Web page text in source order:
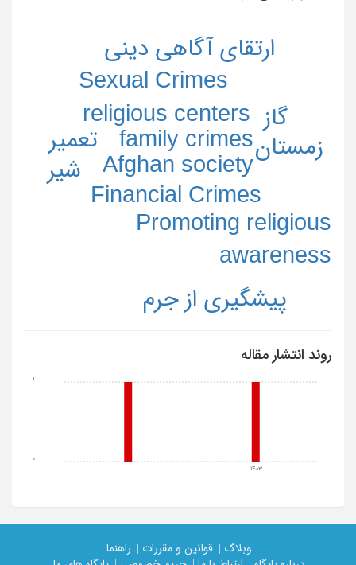
Afghan society
family crimes
Financial Crimes
Promoting religious
awareness
religious centers
Sexual Crimes
ارتقای آگاهی دینی
پیشگیری از جرم
تعمیر
زمستان
شیر
گاز
روند انتشار مقاله
1403
0
1
وبلاگ | قوانین و مقررات |
راهنما